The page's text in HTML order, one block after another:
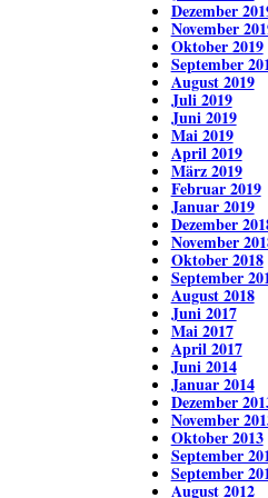
Dezember
November
Oktober 2019
September
August 2019
Juli 2019
Juni 2019
Mai 2019
April 2019
März 2019
Februar 2019
Januar 2019
Dezember
November
Oktober 2018
September
August 2018
Juni 2017
Mai 2017
April 2017
Juni 2014
Januar 2014
Dezember
November
Oktober 2013
September
September
August 2012